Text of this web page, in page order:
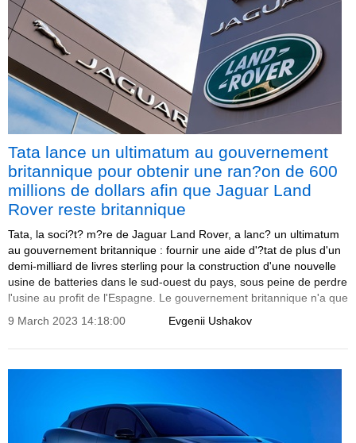
Tata lance un ultimatum au gouvernement
britannique pour obtenir une ran?on de 600
millions de dollars afin que Jaguar Land
Rover reste britannique
Tata, la soci?t? m?re de Jaguar Land Rover, a lanc? un ultimatum
au gouvernement britannique : fournir une aide d'?tat de plus d'un
demi-milliard de livres sterling pour la construction d'une nouvelle
usine de batteries dans le sud-ouest du pays, sous peine de perdre
l'usine au profit de l'Espagne. Le gouvernement britannique n'a que
Evgenii Ushakov
9 March 2023 14:18:00